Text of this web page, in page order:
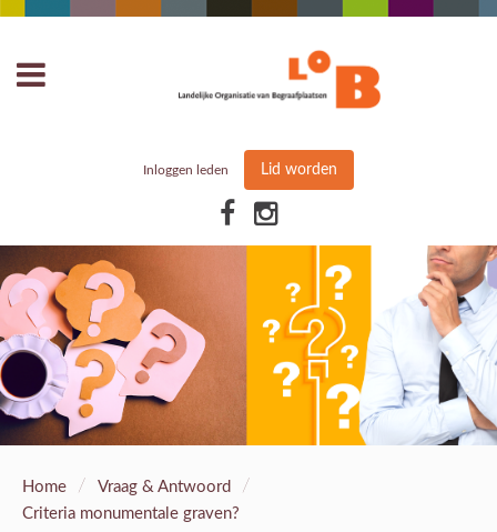
Inloggen leden Lid worden
Home / Vraag & Antwoord /
Criteria monumentale graven?